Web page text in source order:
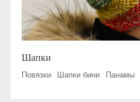
Шапки
Повязки Шапки бини Панамы